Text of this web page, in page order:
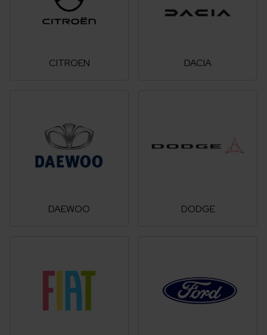
CITROEN DACIA
DAEWOO DODGE